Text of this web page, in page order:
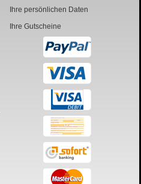
Ihre persönlichen Daten
Ihre Gutscheine